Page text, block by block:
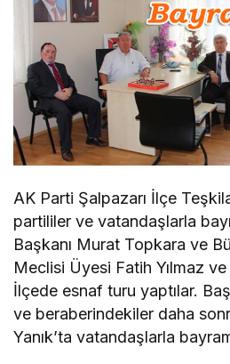
AK Parti Şalpazarı İlçe
partililer ve vatandaşlarla
Başkanı Murat Topkara ve
Meclisi Üyesi Fatih Yılmaz
İlçede esnaf turu yaptılar.
ve beraberindekiler daha
Yanık’ta vatandaşlarla